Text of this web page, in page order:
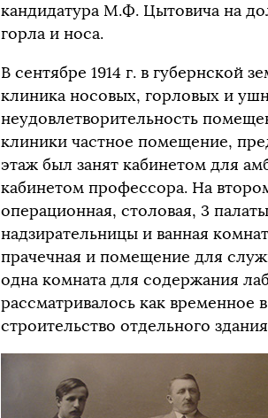
кандидатура М.Ф. Цытовича на
горла и носа.
В сентябре 1914 г. в губернской
клиника носовых, горловых и
неудовлетворительность
клиники частное помещение,
этаж был занят кабинетом для
кабинетом профессора. На
операционная, столовая, 3
надзирательницы и ванная
прачечная и помещение для
одна комната для содержания
рассматривалось как временное
строительство отдельного